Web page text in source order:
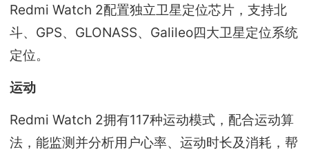
Redmi Watch 2配置独立卫星定位芯片，支持北
斗、GPS、GLONASS、Galileo四大卫星定位系统
定位。
运动
Redmi Watch 2拥有117种运动模式，配合运动算
法，能监测并分析用户心率、运动时长及消耗，帮